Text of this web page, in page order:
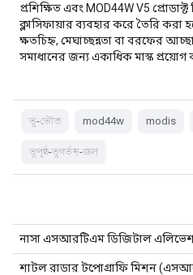
প্রশিক্ষিত এবং MOD44W V5
ক্লাসিফায়ার ব্যবহার করে তৈরি করা
ক্ষতচিহ্ন, মেঘাচ্ছন্নতা বা বরফের
সমাধানের জন্য একাধিক মাস্ক প্রয়োগ
ভূ-ভৌত mod44w modis
ভূপৃষ্ঠ-ভূগর্ভস্থ-জল
নাসা এসআরটিএম ডিজিটাল
শাটল রাডার টপোগ্রাফি মিশন